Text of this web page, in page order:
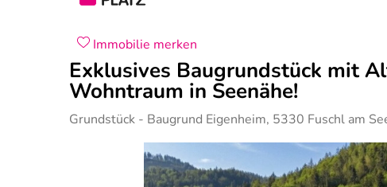
Immobilie merken
Exklusives Baugrundstück mit
Wohntraum in Seenähe!
Grundstück - Baugrund Eigenheim, 5330 Fuschl am